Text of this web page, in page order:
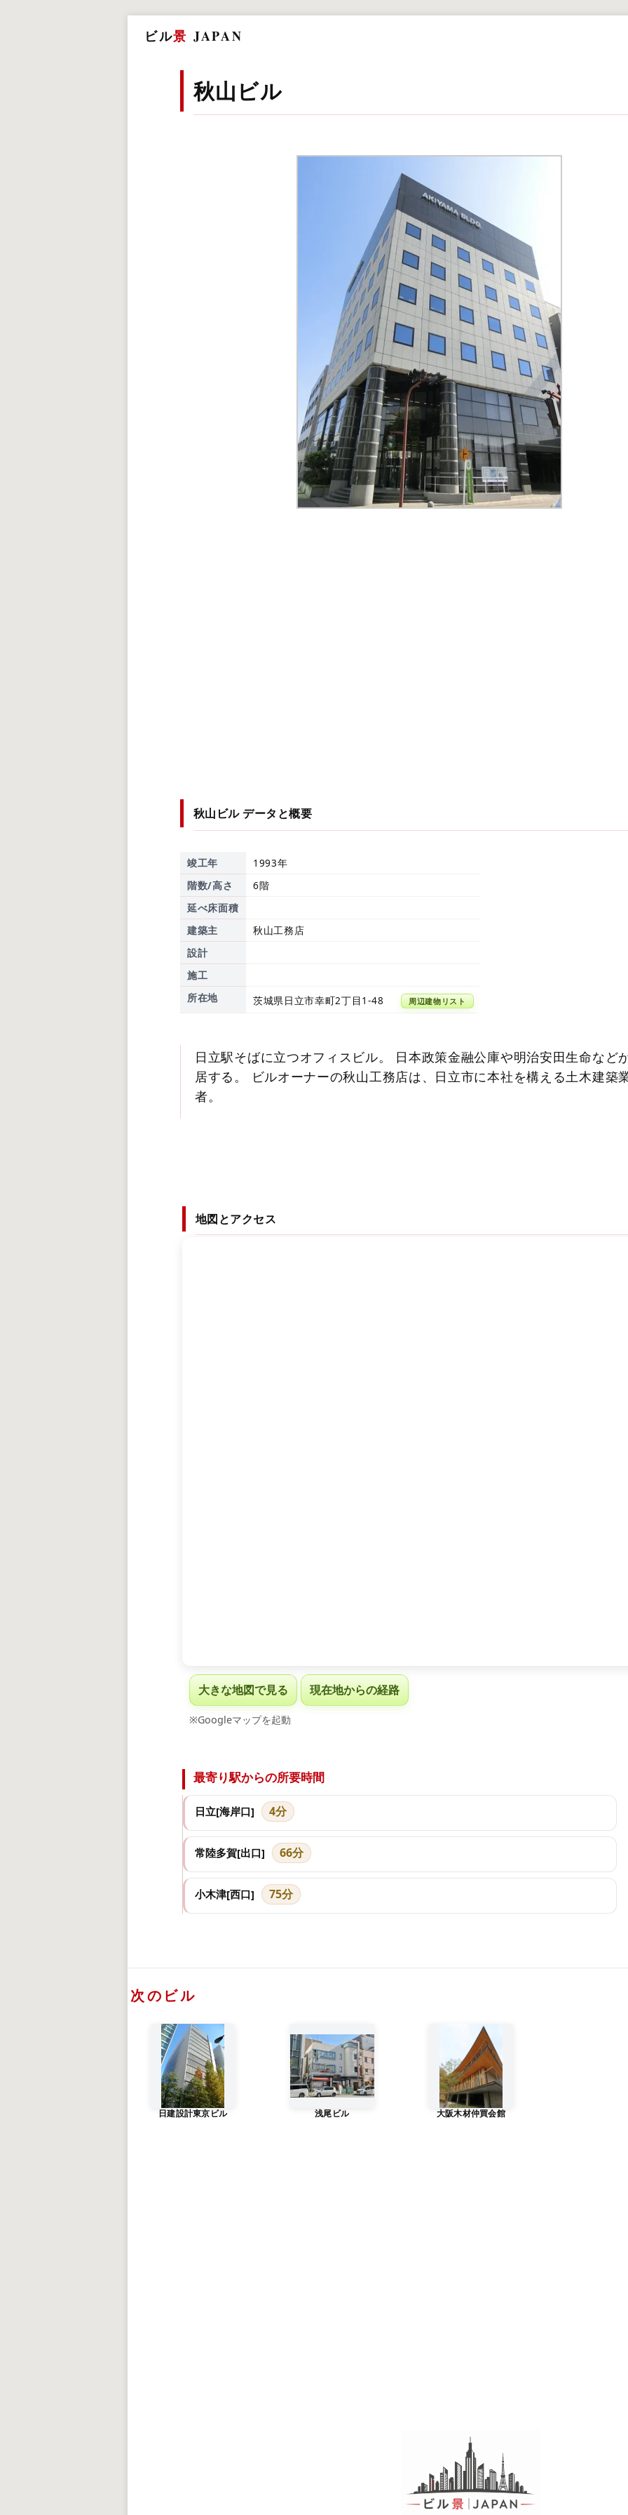
ビル景 JAPAN
秋山ビル
秋山ビル データと概要
竣工年
1993年
階数/高さ
6階
延べ床面積
建築主
秋山工務店
設計
施工
所在地
茨城県日立市幸町2丁目1-48 周辺建物リスト
日立駅そばに立つオフィスビル。 日本政策金融公庫や明治安田生命など
居する。 ビルオーナーの秋山工務店は、日立市に本社を構える土木建築
者。
地図とアクセス
大きな地図で見る 現在地からの経路
※Googleマップを起動
最寄り駅からの所要時間
日立[海岸口] 4分
常陸多賀[出口] 66分
小木津[西口] 75分
次のビル
日建設計東京ビル 浅尾ビル 大阪木材仲買会館